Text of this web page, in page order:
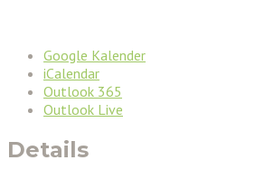
Google Kalender
iCalendar
Outlook 365
Outlook Live
Details